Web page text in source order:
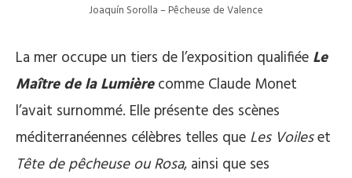
Joaquín Sorolla – Pêcheuse de Valence
La mer occupe un tiers de l’exposition qualifiée Le
Maître de la Lumièrecomme Claude Monet
l’avait surnommé. Elle présente des scènes
méditerranéennes célèbres telles que Les Voileset
Tête de pêcheuse ou Rosa, ainsi que ses